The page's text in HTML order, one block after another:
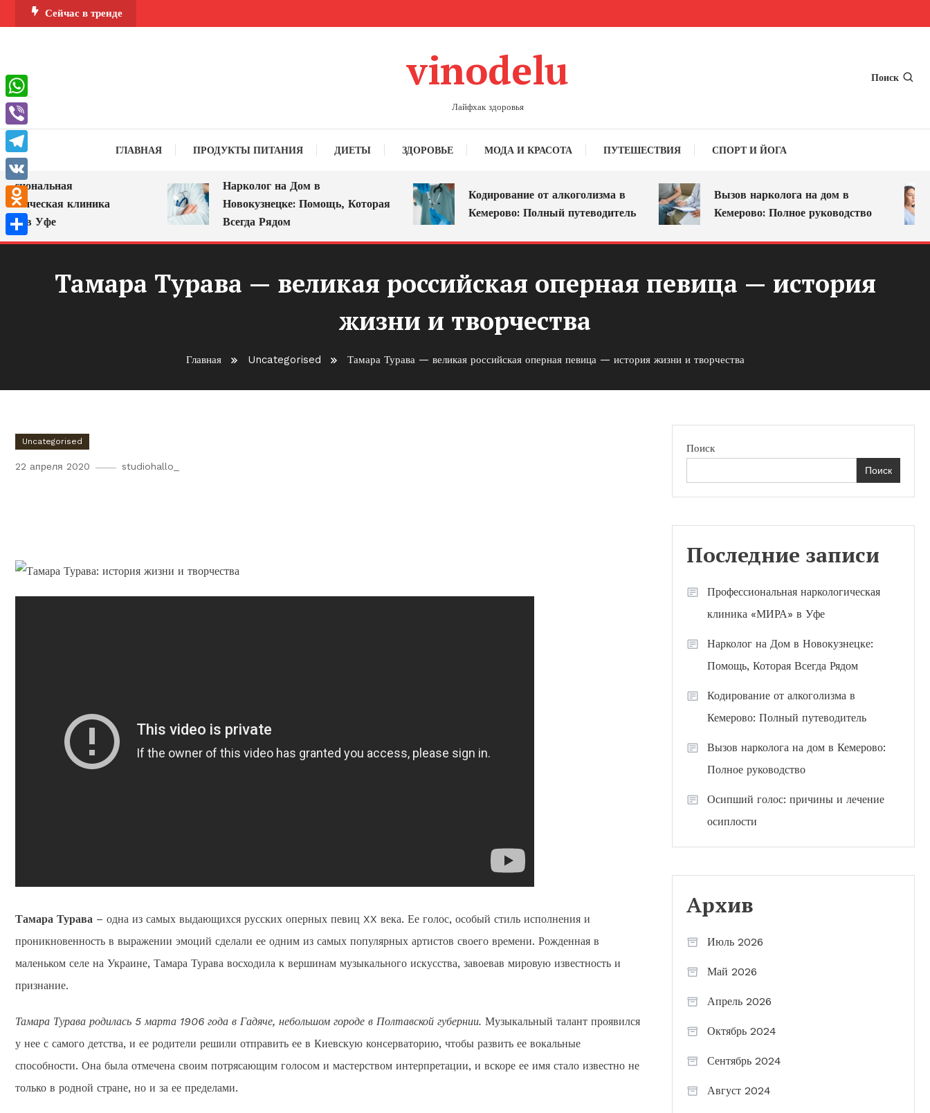
Перейти
к
Сейчас в тренде
vinodelu
Лайфхак здоровья
Поиск
ГЛАВНАЯ ПРОДУКТЫ ПИТАНИЯ ДИЕТЫ ЗДОРОВЬЕ МОДА И КРАСОТА ПУТЕШЕСТВИЯ СПОРТ И ЙОГА
клиника
Уфе
Нарколог на Дом в
Новокузнецке: Помощь, Которая
Всегда Рядом
Кодирование от алкоголизма в
Кемерово: Полный путеводитель
Вызов нарколога на дом в
Кемерово: Полное руководство
Тамара Турава — великая российская оперная певица — история
жизни и творчества
Главная Uncategorised Тамара Турава — великая российская оперная певица — история жизни и творчества
Uncategorised
22 апреля 2020 studiohallo_
Тамара Турава – одна из самых выдающихся русских оперных певиц XX века. Ее голос, особый стиль исполнения и
проникновенность в выражении эмоций сделали ее одним из самых популярных артистов своего времени. Рожденная в
маленьком селе на Украине, Тамара Турава восходила к вершинам музыкального искусства, завоевав мировую известность и
признание.
Тамара Турава родилась 5 марта 1906 года в Гадяче, небольшом городе в Полтавской губернии. Музыкальный талант проявился
у нее с самого детства, и ее родители решили отправить ее в Киевскую консерваторию, чтобы развить ее вокальные
способности. Она была отмечена своим потрясающим голосом и мастерством интерпретации, и вскоре ее имя стало известно не
только в родной стране, но и за ее пределами.
Поиск
Поиск
Последние записи
Профессиональная наркологическая
клиника «МИРА» в Уфе
Нарколог на Дом в Новокузнецке:
Помощь, Которая Всегда Рядом
Кодирование от алкоголизма в
Кемерово: Полный путеводитель
Вызов нарколога на дом в Кемерово:
Полное руководство
Осипший голос: причины и лечение
осиплости
Архив
Июль 2026
Май 2026
Апрель 2026
Октябрь 2024
Сентябрь 2024
Август 2024
WhatsApp
Viber
Telegram
VK
Odnoklassniki
Отправить